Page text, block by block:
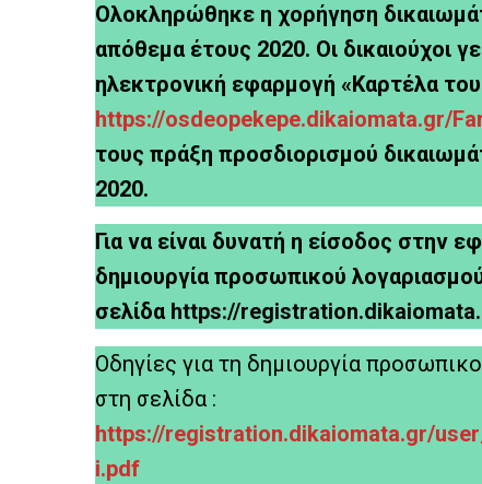
Ολοκληρώθηκε η χορήγηση
απόθεμα έτους 2020. Οι δικαιούχοι
ηλεκτρονική εφαρμογή «Καρτέλα
https://osdeopekepe.dikaiomata.gr/
τους πράξη προσδιορισμού
2020.
Για να είναι δυνατή η είσοδος στην
δημιουργία προσωπικού
σελίδα https://
Οδηγίες για τη δημιουργία
στη σελίδα :
https://registration.dikaiomata.gr/
i.pdf